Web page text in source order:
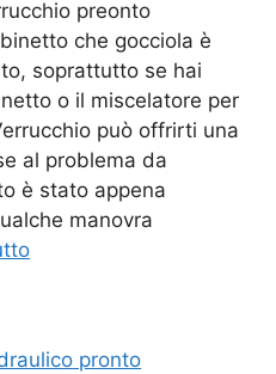
preonto
che gocciola è
soprattutto se hai
o il miscelatore per
può offrirti una
al problema da
è stato appena
manovra
pronto